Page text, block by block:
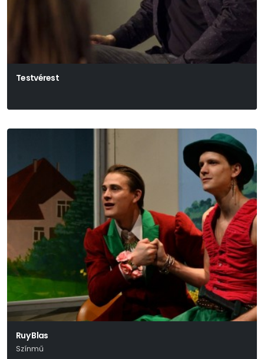
Testvérest
Ruy Blas
Színmű